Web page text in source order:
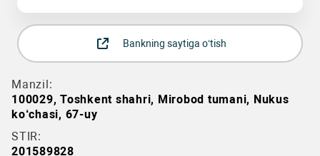
Bankning saytiga o‘tish
Manzil:
100029, Toshkent shahri, Mirobod tumani, Nukus
ko‘chasi, 67-uy
STIR:
201589828